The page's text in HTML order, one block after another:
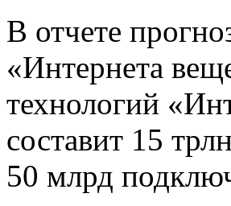
В отчете
«Интернета
технологий
составит 15
50 млрд